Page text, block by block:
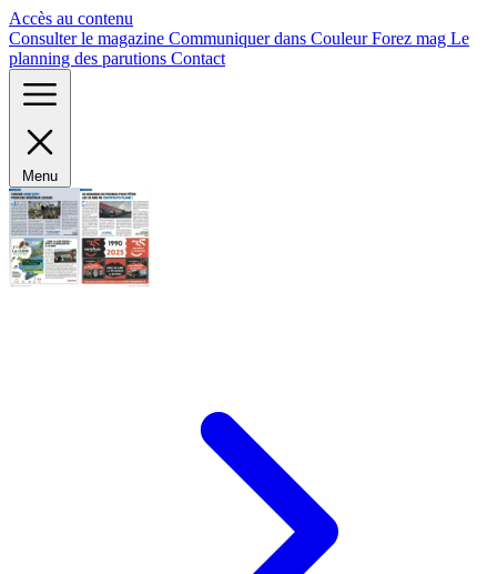
Accès au contenu
Consulter le magazine Communiquer dans Couleur Forez mag Le
planning des parutions Contact
Menu
Panneau de gestion des cookies